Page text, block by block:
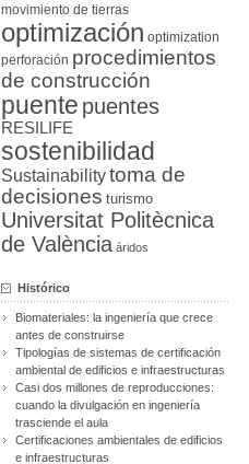
movimiento de tierras
optimización optimization
perforación procedimientos
de construcción
puente puentes
RESILIFE
sostenibilidad
Sustainabilitytoma de
decisiones turismo
Universitat Politècnica
de València áridos
Histórico
Biomateriales: la ingeniería que crece
antes de construirse
Tipologías de sistemas de certificación
ambiental de edificios e infraestructuras
Casi dos millones de reproducciones:
cuando la divulgación en ingeniería
trasciende el aula
Certificaciones ambientales de edificios
e infraestructuras